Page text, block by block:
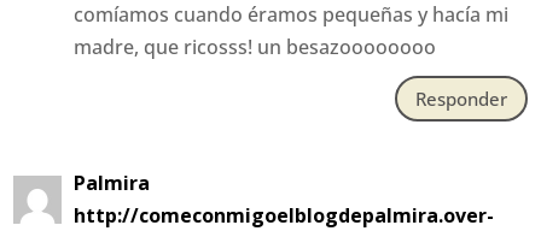
comíamos cuando éramos pequeñas y hacía mi
madre, que ricosss! un besazoooooooo
Responder
Palmira
http://comeconmigoelblogdepalmira.over-